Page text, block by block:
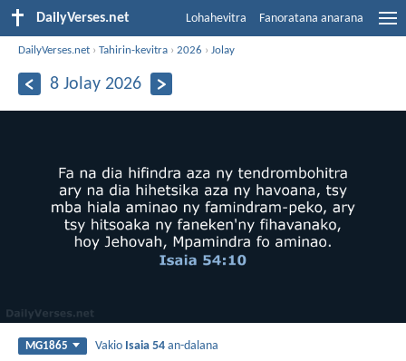
DailyVerses.net Lohahevitra Fanoratana anarana
DailyVerses.net ›Tahirin-kevitra ›2026 ›Jolay
8 Jolay 2026
MG1865 Vakio Isaia 54 an-dalana